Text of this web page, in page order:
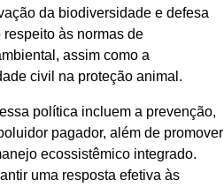
da biodiversidade e defesa
às normas de
assim como a
civil na proteção animal.
política incluem a prevenção,
pagador, além de promover
ecossistêmico integrado.
uma resposta efetiva às